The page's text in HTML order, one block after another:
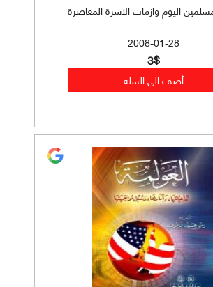
اليوم وازمات الاسرة المعاصرة
2008-01-28
3$